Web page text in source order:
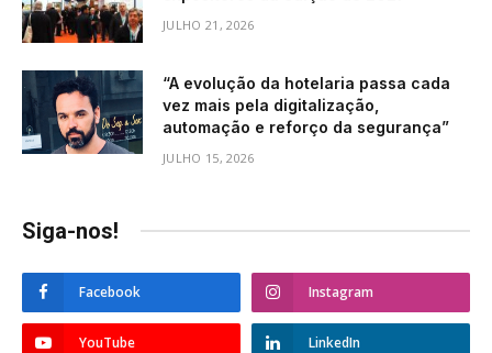
JULHO 21, 2026
“A evolução da hotelaria passa cada
vez mais pela digitalização,
automação e reforço da segurança”
JULHO 15, 2026
Siga-nos!
Facebook Instagram
YouTube LinkedIn